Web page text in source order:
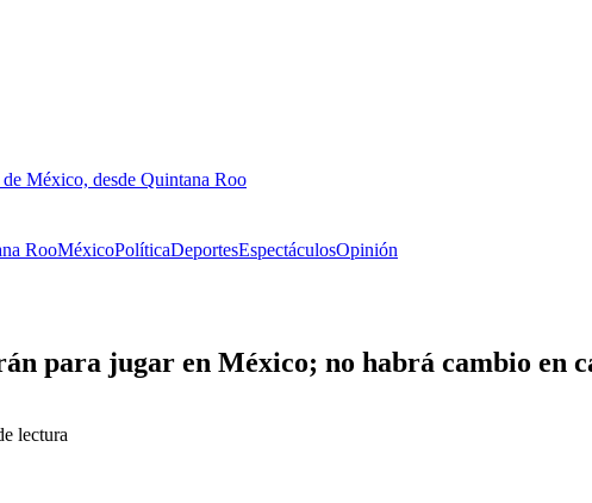
México, desde Quintana Roo
RooMéxicoPolíticaDeportesEspectáculosOpinión
para jugar en México; no habrá cambio en
lectura